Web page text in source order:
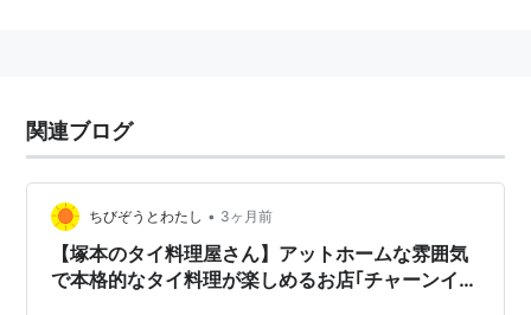
関連ブログ
ちびぞうとわたし • 3ヶ月前
【塚本のタイ料理屋さん】アットホームな雰囲気
で本格的なタイ料理が楽しめるお店｢チャーンイ